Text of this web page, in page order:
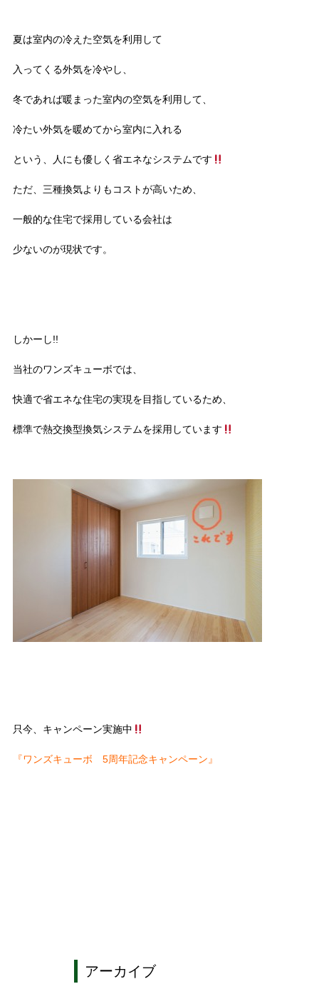
夏は室内の冷えた空気を利用して
入ってくる外気を冷やし、
冬であれば暖まった室内の空気を利用して、
冷たい外気を暖めてから室内に入れる
という、人にも優しく省エネなシステムです
ただ、三種換気よりもコストが高いため、
一般的な住宅で採用している会社は
少ないのが現状です。
しかーし!!
当社のワンズキューボでは、
快適で省エネな住宅の実現を目指しているため、
標準で熱交換型換気システムを採用しています
只今、キャンペーン実施中
『ワンズキューボ 5周年記念キャンペーン』
アーカイブ